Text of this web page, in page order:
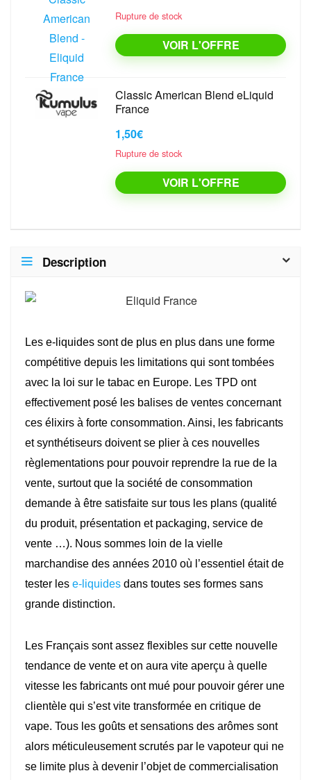
Rupture de stock
VOIR L'OFFRE
Classic American Blend eLiquid
France
1,50€
Rupture de stock
VOIR L'OFFRE
Description
Les e-liquides sont de plus en plus dans une forme
compétitive depuis les limitations qui sont tombées
avec la loi sur le tabac en Europe. Les TPD ont
effectivement posé les balises de ventes concernant
ces élixirs à forte consommation. Ainsi, les fabricants
et synthétiseurs doivent se plier à ces nouvelles
règlementations pour pouvoir reprendre la rue de la
vente, surtout que la société de consommation
demande à être satisfaite sur tous les plans (qualité
du produit, présentation et packaging, service de
vente …). Nous sommes loin de la vielle
marchandise des années 2010 où l’essentiel était de
tester les e-liquides dans toutes ses formes sans
grande distinction.
Les Français sont assez flexibles sur cette nouvelle
tendance de vente et on aura vite aperçu à quelle
vitesse les fabricants ont mué pour pouvoir gérer une
clientèle qui s’est vite transformée en critique de
vape. Tous les goûts et sensations des arômes sont
alors méticuleusement scrutés par le vapoteur qui ne
se limite plus à devenir l’objet de commercialisation